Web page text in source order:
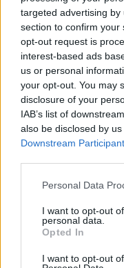
targeted advertising
section to confirm your
opt-out request is
interest-based ads
us or personal
your opt-out. You may
disclosure of your
IAB’s list of
also be disclosed by
Downstream
Please note that this
not limited to your visit
grant or deny consent
use your data for
consent section.
Personal Data
I want to opt-out
personal data.
Opted In
I want to opt-out
Continua a